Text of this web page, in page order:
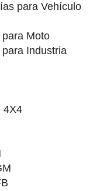
para Vehículo
Moto
Industria
4X4